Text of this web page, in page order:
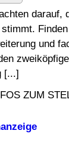
darauf,
und
[...]
ZUM